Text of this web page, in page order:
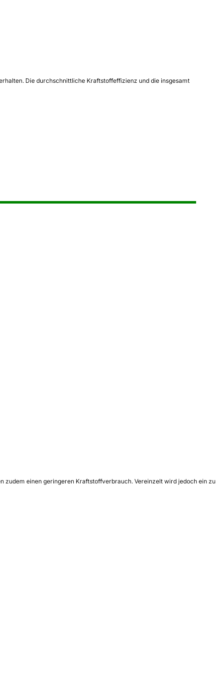
Die durchschnittliche Kraftstoffeffizienz und die insgesamt
zudem einen geringeren Kraftstoffverbrauch. Vereinzelt wird jedoch ein zu